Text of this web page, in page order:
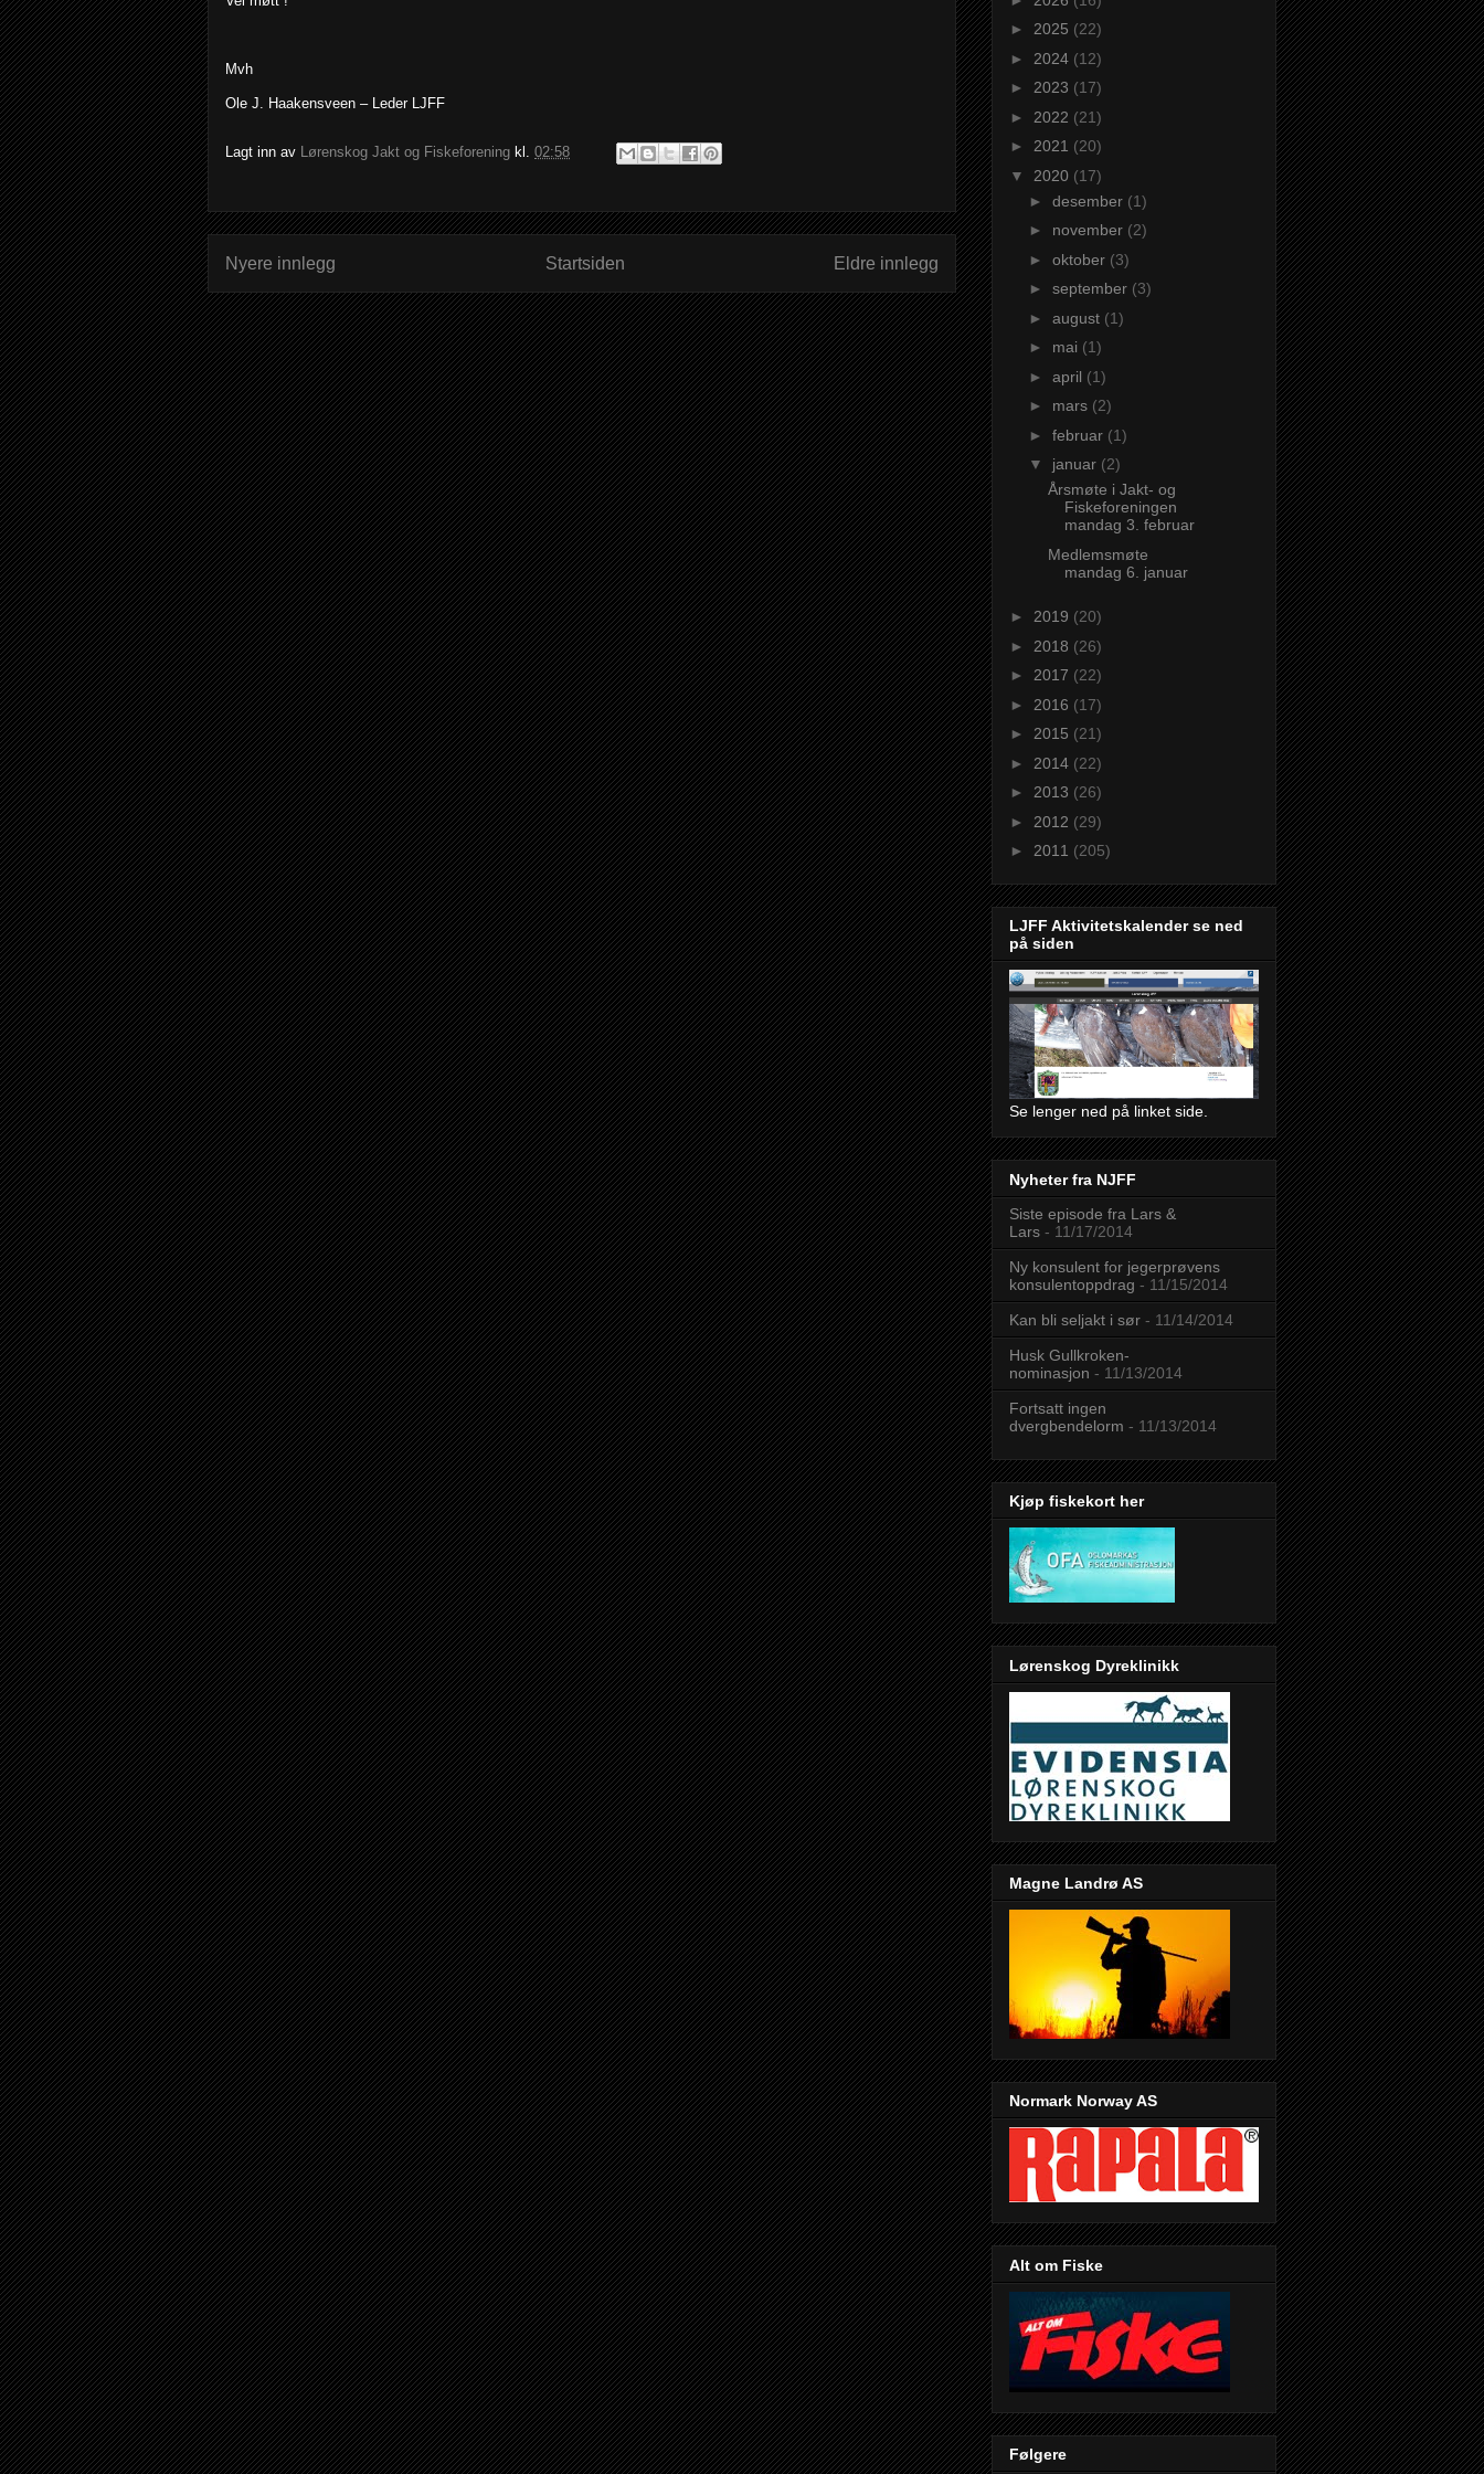
Mvh
Ole J. Haakensveen – Leder LJFF
Lagt inn av Lørenskog Jakt og Fiskeforening kl. 02:58
Nyere innlegg Eldre innlegg
Startsiden
► 2025 (22)
► 2024 (12)
► 2023 (17)
► 2022 (21)
► 2021 (20)
▼ 2020 (17)
► desember (1)
► november (2)
► oktober (3)
► september (3)
► august (1)
► mai (1)
► april (1)
► mars (2)
► februar (1)
▼ januar (2)
Årsmøte i Jakt- og
Fiskeforeningen
mandag 3. februar
Medlemsmøte
mandag 6. januar
► 2019 (20)
► 2018 (26)
► 2017 (22)
► 2016 (17)
► 2015 (21)
► 2014 (22)
► 2013 (26)
► 2012 (29)
► 2011 (205)
LJFF Aktivitetskalender se ned
på siden
Se lenger ned på linket side.
Nyheter fra NJFF
Siste episode fra Lars &
Lars - 11/17/2014
Ny konsulent for jegerprøvens
konsulentoppdrag - 11/15/2014
Kan bli seljakt i sør - 11/14/2014
Husk Gullkroken-
nominasjon - 11/13/2014
Fortsatt ingen
dvergbendelorm - 11/13/2014
Kjøp fiskekort her
Lørenskog Dyreklinikk
Magne Landrø AS
Normark Norway AS
Alt om Fiske
Følgere